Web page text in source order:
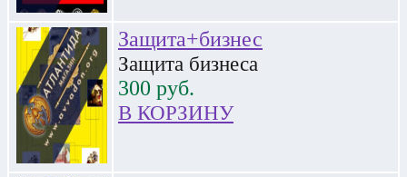
Защита+бизнес
Защита бизнеса
300 руб.
В КОРЗИНУ